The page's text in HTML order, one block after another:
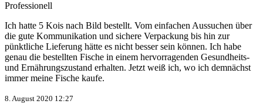
Professionell
Ich hatte 5 Kois nach Bild bestellt. Vom einfachen Aussuchen über
die gute Kommunikation und sichere Verpackung bis hin zur
pünktliche Lieferung hätte es nicht besser sein können. Ich habe
genau die bestellten Fische in einem hervorragenden Gesundheits-
und Ernährungszustand erhalten. Jetzt weiß ich, wo ich demnächst
immer meine Fische kaufe.
8. August 2020 12:27